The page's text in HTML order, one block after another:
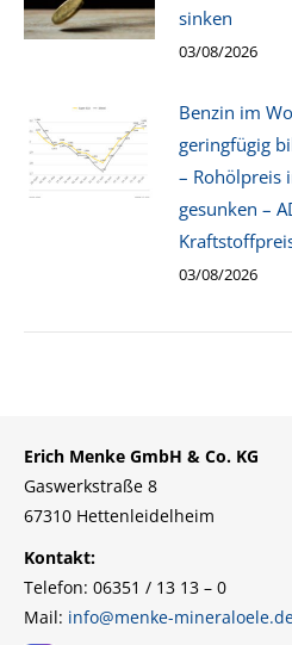
sinken
03/08/2026
Benzin im
geringfügig
– Rohölpreis
gesunken –
03/08/2026
Erich Menke GmbH & Co. KG
Gaswerkstraße 8
67310 Hettenleidelheim
Kontakt:
Telefon: 06351 / 13 13 – 0
Mail: info@menke-